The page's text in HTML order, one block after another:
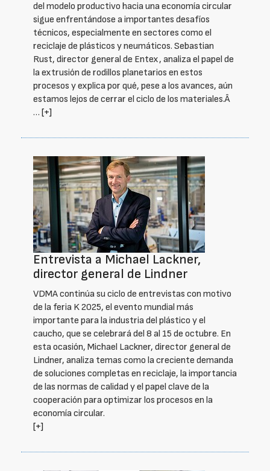
del modelo productivo hacia una economía circular
sigue enfrentándose a importantes desafíos
técnicos, especialmente en sectores como el
reciclaje de plásticos y neumáticos. Sebastian
Rust, director general de Entex, analiza el papel de
la extrusión de rodillos planetarios en estos
procesos y explica por qué, pese a los avances, aún
estamos lejos de cerrar el ciclo de los materiales.Â
… [+]
Entrevista a Michael Lackner,
director general de Lindner
VDMA continúa su ciclo de entrevistas con motivo
de la feria K 2025, el evento mundial más
importante para la industria del plástico y el
caucho, que se celebrará del 8 al 15 de octubre. En
esta ocasión, Michael Lackner, director general de
Lindner, analiza temas como la creciente demanda
de soluciones completas en reciclaje, la importancia
de las normas de calidad y el papel clave de la
cooperación para optimizar los procesos en la
economía circular.
[+]